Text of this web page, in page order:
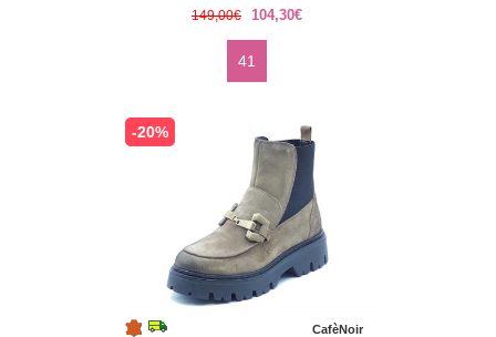
149,00€ 104,30€
41
-20%
CafèNoir